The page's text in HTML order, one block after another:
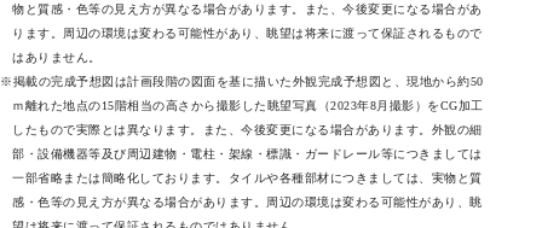
物と質感・色等の見え方が異なる場合があります。また、今後変更になる場合があ
ります。周辺の環境は変わる可能性があり、眺望は将来に渡って保証されるもので
はありません。
※掲載の完成予想図は計画段階の図面を基に描いた外観完成予想図と、現地から約50
ｍ離れた地点の15階相当の高さから撮影した眺望写真（2023年8月撮影）をCG加工
したもので実際とは異なります。また、今後変更になる場合があります。外観の細
部・設備機器等及び周辺建物・電柱・架線・標識・ガードレール等につきましては
一部省略または簡略化しております。タイルや各種部材につきましては、実物と質
感・色等の見え方が異なる場合があります。周辺の環境は変わる可能性があり、眺